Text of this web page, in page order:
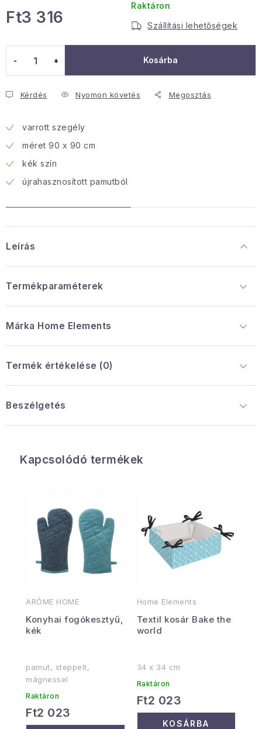
Januári akció
Hogyan kell panaszkodni / visszaadni az áruka
Érintkezés
Rólunk
Ft3 316
Raktáron
Szállítási lehetőségek
Kosárba
Kérdés Nyomon követés Megosztás
varrott szegély
méret 90 x 90 cm
kék szín
újrahasznosított pamutból
Leírás
Termékparaméterek
Márka Home Elements
Termék értékelése (0)
Beszélgetés
Kapcsolódó termékek
ARÔME HOME
Konyhai fogókesztyű,
kék
pamut, steppelt,
mágnessel
Raktáron
Ft2 023
Home Elements
Textil kosár Bake the
world
34 x 34 cm
Raktáron
Ft2 023
KOSÁRBA